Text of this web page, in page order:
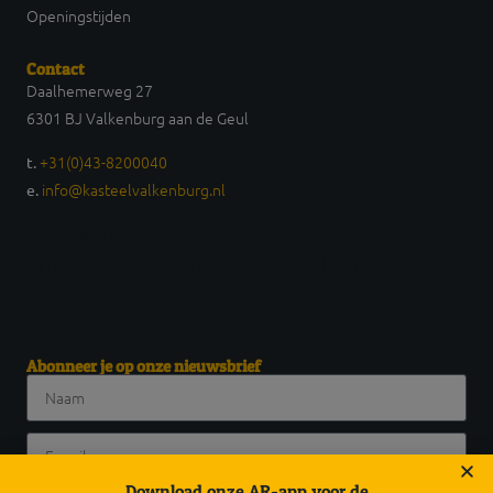
Openingstijden
Contact
Daalhemerweg 27
6301 BJ Valkenburg aan de Geul
t.+31(0)43-8200040
e. info@kasteelvalkenburg.nl
Abonneer je op onze nieuwsbrief